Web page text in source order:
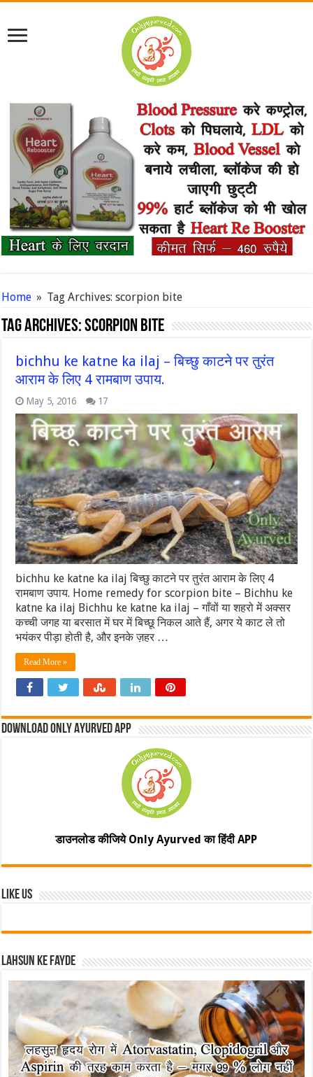
Home » Tag Archives: scorpion bite
Tag Archives:scorpion bite
bichhu ke katne ka ilaj – बिच्छु काटने पर तुरंत
आराम के लिए 4 रामबाण उपाय.
May 5, 2016 17
bichhu ke katne ka ilaj बिच्छु काटने पर तुरंत आराम के लिए 4
रामबाण उपाय. Home remedy for scorpion bite – Bichhu ke
katne ka ilaj Bichhu ke katne ka ilaj – गाँवों या शहरो में अक्सर
कच्ची जगह या बरसात में घर में बिच्छू निकल आते हैं, अगर ये काट ले तो
भयंकर पीड़ा होती है, और इनके ज़हर …
Read More »
Download Only Ayurved App
डाउनलोड कीजिये Only Ayurved का हिंदी APP
Like Us
Lahsun ke fayde